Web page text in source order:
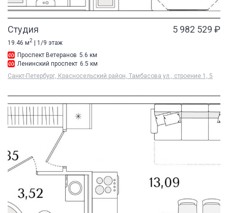
Студия 5 982 529 ₽
19.46 м2 | 1/9 этаж
Проспект Ветеранов 5.6 км
Ленинский проспект 6.5 км
Санкт-Петербург, Красносельский район, Тамбасова ул., строение 1, 5